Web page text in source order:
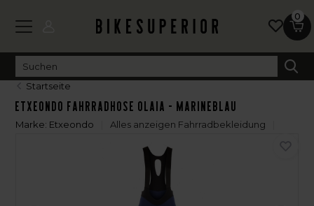
0
Startseite
Etxeondo Fahrradhose Olaia - Marineblau
Marke: Etxeondo Alles anzeigen Fahrradbekleidung